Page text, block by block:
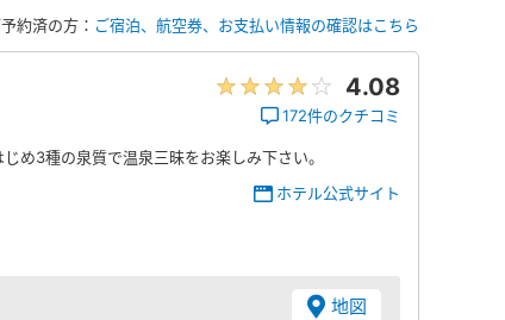
約済の方： ご宿泊、航空券、お支払い情報の確認はこちら
4.08
172件のクチコミ
め3種の泉質で温泉三昧をお楽しみ下さい。
ホテル公式サイト
地図